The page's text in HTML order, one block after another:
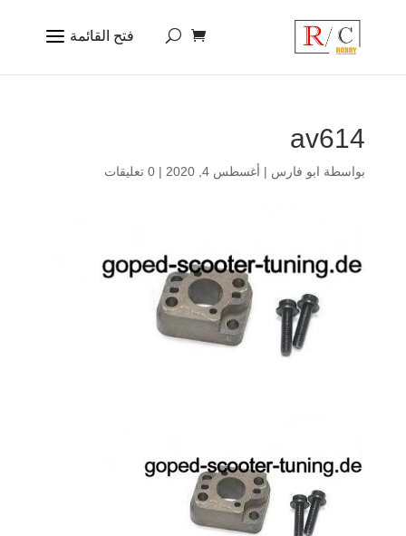
av614
بواسطة ابو فارس | أغسطس 4, 2020 | 0 تعليقات